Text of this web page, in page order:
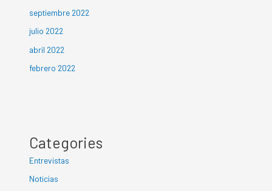
septiembre 2022
julio 2022
abril 2022
febrero 2022
Categories
Entrevistas
Noticias